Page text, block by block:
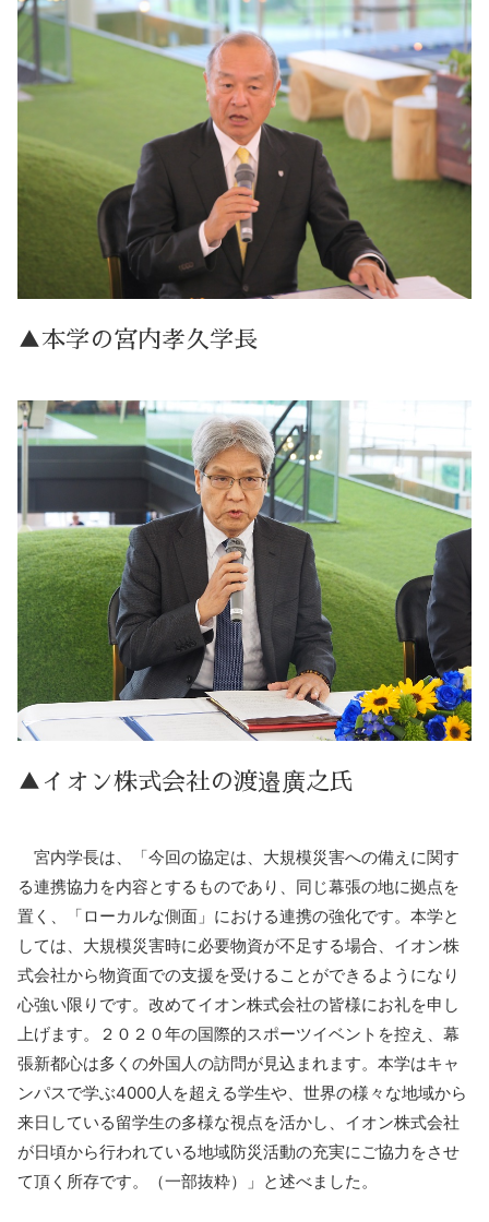
▲本学の宮内孝久学長
▲イオン株式会社の渡邉廣之氏
宮内学長は、「今回の協定は、大規模災害への備えに関す
る連携協力を内容とするものであり、同じ幕張の地に拠点を
置く、「ローカルな側面」における連携の強化です。本学と
しては、大規模災害時に必要物資が不足する場合、イオン株
式会社から物資面での支援を受けることができるようになり
心強い限りです。改めてイオン株式会社の皆様にお礼を申し
上げます。２０２０年の国際的スポーツイベントを控え、幕
張新都心は多くの外国人の訪問が見込まれます。本学はキャ
ンパスで学ぶ4000人を超える学生や、世界の様々な地域から
来日している留学生の多様な視点を活かし、イオン株式会社
が日頃から行われている地域防災活動の充実にご協力をさせ
て頂く所存です。（一部抜粋）」と述べました。